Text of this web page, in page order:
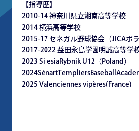
【指導歴】
2010-14 神奈川県⽴湘南⾼等学校
2014 横浜⾼等学校
2015-17 セネガル野球協会（JICAボラ
2017-2022 益⽥永島学園明誠⾼等学
2023 SilesiaRybnik U12（Poland）
2025 Valenciennes vipères(France)